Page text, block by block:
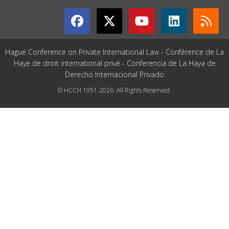
Hague Conference on Private International Law - Conférence de La
Haye de droit international privé - Conferencia de La Haya de
Derecho Internacional Privado
© HCCH 1951-2026. All Rights Reserved.